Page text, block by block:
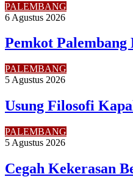
PALEMBANG
6 Agustus 2026
Pemkot
PALEMBANG
5 Agustus 2026
Usung Filosofi
PALEMBANG
5 Agustus 2026
Cegah Kekerasan